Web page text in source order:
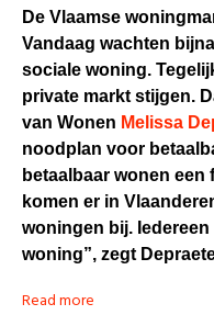
De Vlaamse
Vandaag wachten
sociale woning.
private markt stijgen.
van Wonen Melissa
noodplan voor
betaalbaar wonen een
komen er in
woningen bij.
woning”, zegt
Read more